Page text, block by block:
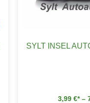
SYLT INSEL
3,99 € –